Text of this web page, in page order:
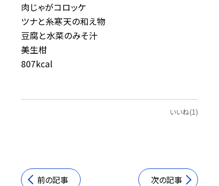
肉じゃがコロッケ
ツナと糸寒天の和え物
豆腐と水菜のみそ汁
美生柑
807kcal
いいね(1)
前の記事 次の記事